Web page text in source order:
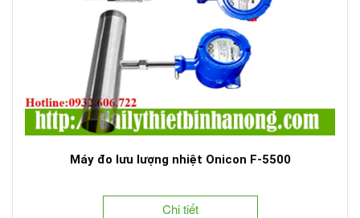
Máy đo lưu lượng nhiệt Onicon F-5500
Chi tiết